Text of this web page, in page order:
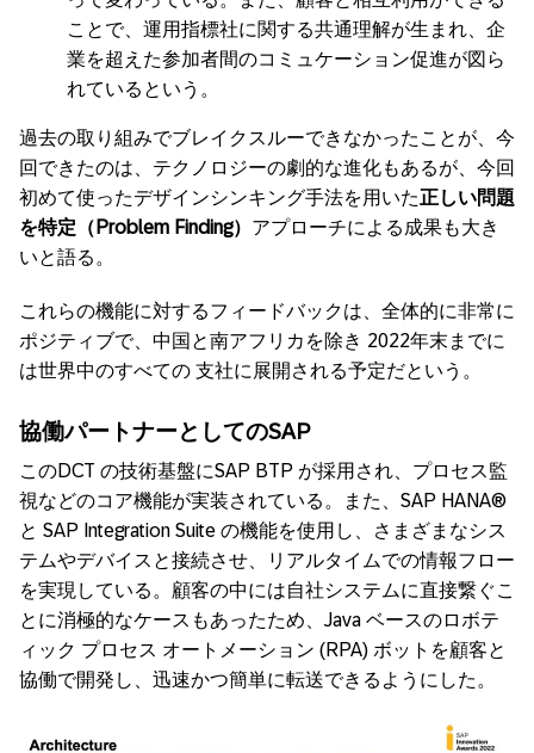
ことで、運用指標社に関する共通理解が生まれ、企
業を超えた参加者間のコミュケーション促進が図ら
れているという。
過去の取り組みでブレイクスルーできなかったことが、今
回できたのは、テクノロジーの劇的な進化もあるが、今回
初めて使ったデザインシンキング手法を用いた正しい問題
を特定（ Problem Finding） アプローチによる成果も大き
いと語る。
これらの機能に対するフィードバックは、全体的に非常に
ポジティブで、中国と南アフリカを除き 2022年末までに
は世界中のすべての 支社に展開される予定だという。
協働パートナーとしてのSAP
このDCT の技術基盤にSAP BTP が採用され、プロセス監
視などのコア機能が実装されている。また、SAP HANA®
と SAP Integration Suite の機能を使用し、さまざまなシス
テムやデバイスと接続させ、リアルタイムでの情報フロー
を実現している。顧客の中には自社システムに直接繋ぐこ
とに消極的なケースもあったため、Java ベースのロボテ
ィック プロセス オートメーション (RPA) ボットを顧客と
協働で開発し、迅速かつ簡単に転送できるようにした。